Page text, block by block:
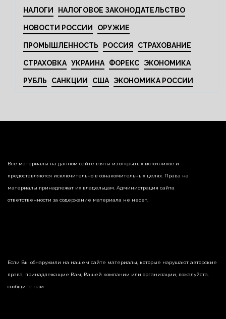
НАЛОГИ НАЛОГОВОЕ ЗАКОНОДАТЕЛЬСТВО
НОВОСТИ РОССИИ ОРУЖИЕ
ПРОМЫШЛЕННОСТЬ РОССИЯ СТРАХОВАНИЕ
СТРАХОВКА УКРАИНА ФОРЕКС ЭКОНОМИКА
РУБЛЬ САНКЦИИ США ЭКОНОМИКА РОССИИ
Все материалы на данном сайте взяты из открытых источников и
предоставляются исключительно в ознакомительных целях. Права на
материалы принадлежат их владельцам. Администрация сайта
ответственности за содержание материала не несет.
Если Вы обнаружили на нашем сайте материалы, которые нарушают авторские
права, принадлежащие Вам, Вашей компании или организации, пожалуйста,
сообщите нам.